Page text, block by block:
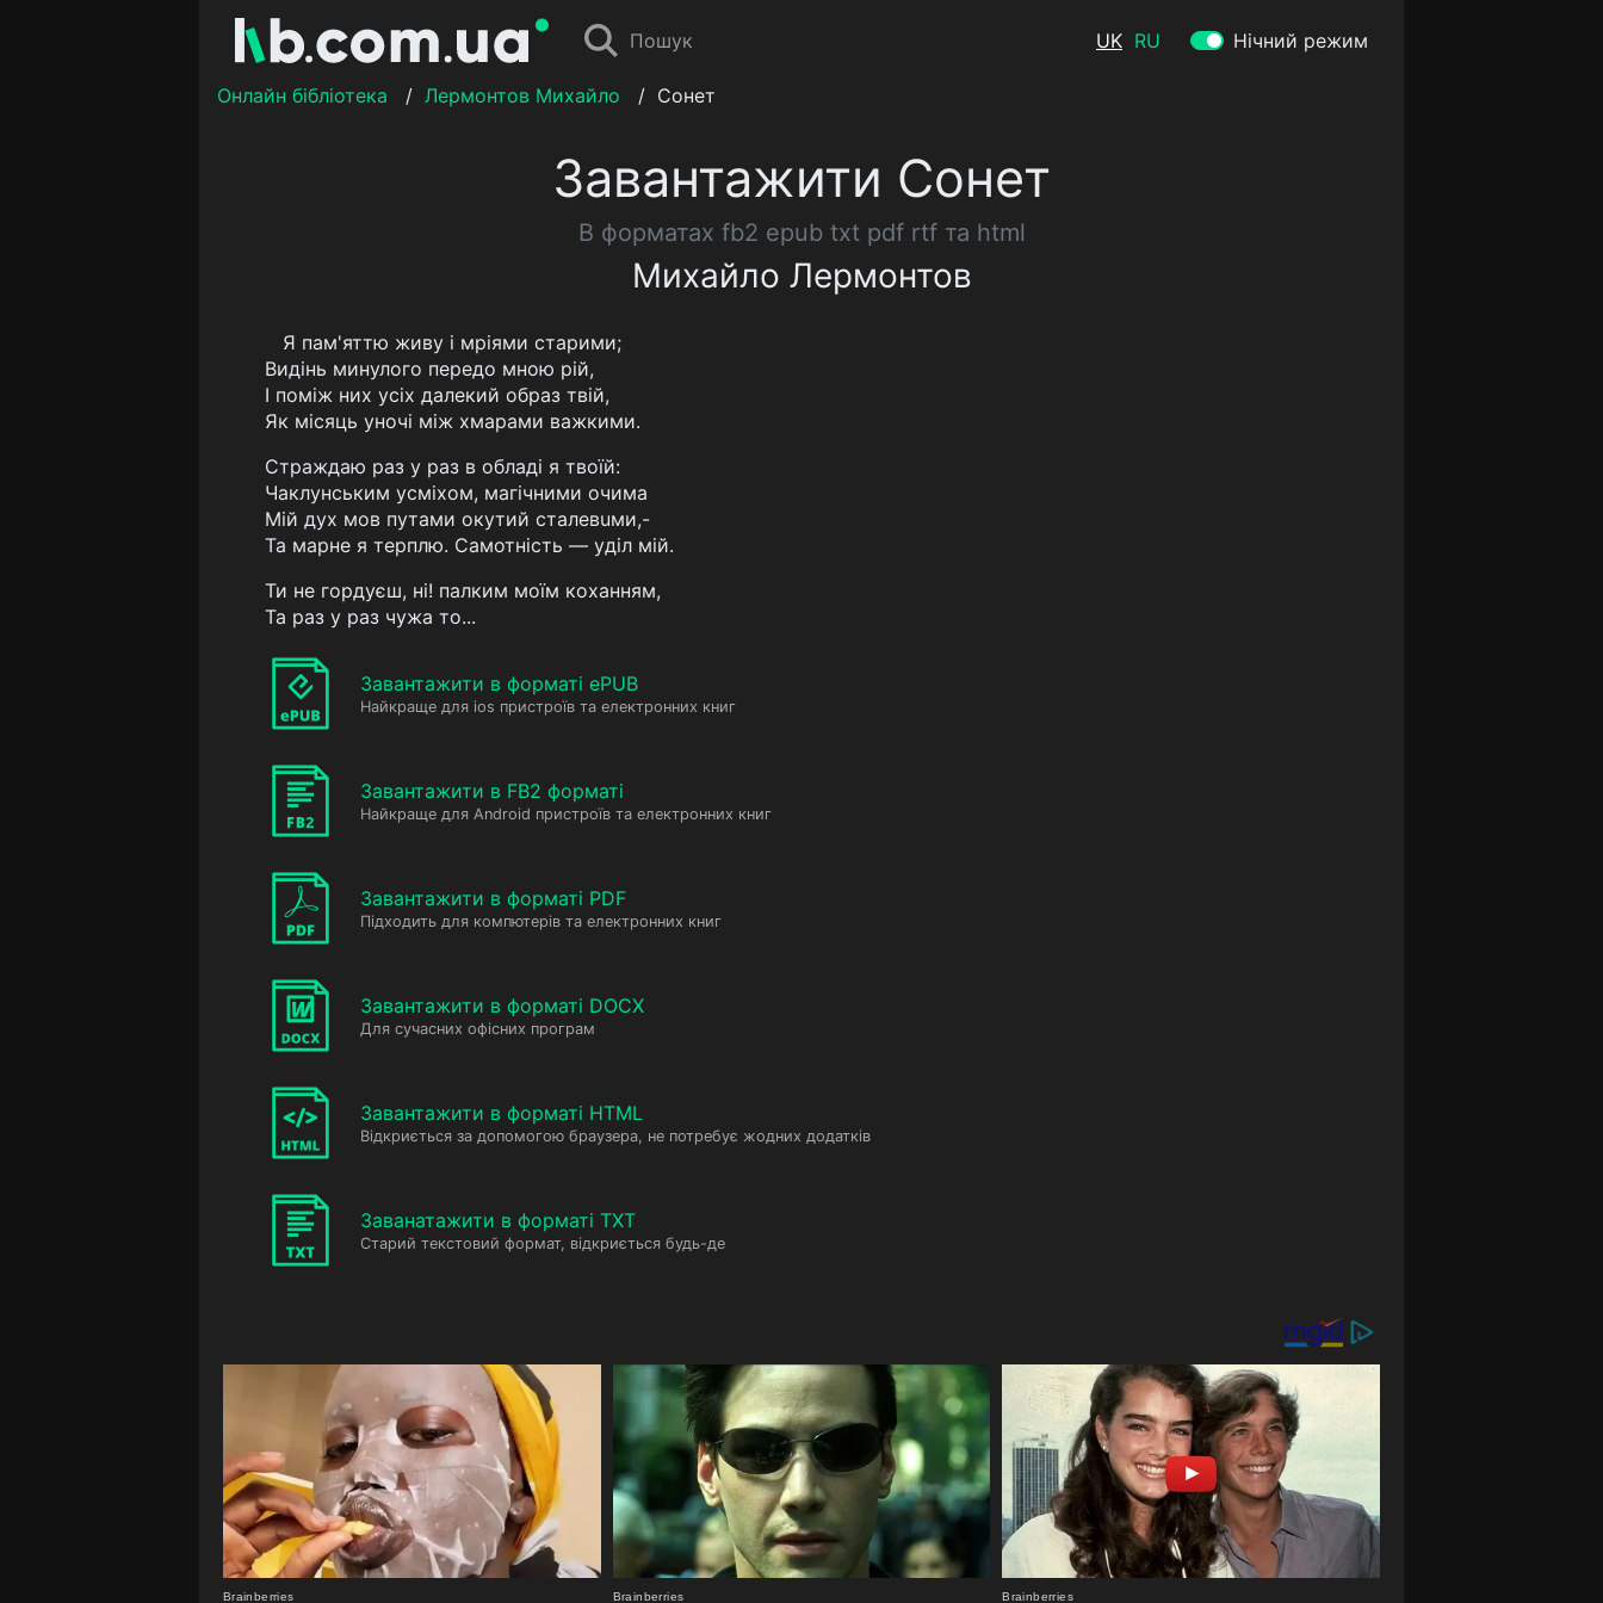
Пошук UK RU Нічний режим
Онлайн бібліотека / Лермонтов Михайло / Сонет
Завантажити Сонет
В форматах fb2 epub txt pdf rtf та html
Михайло Лермонтов
Я пам'яттю живу і мріями старими;
Видінь минулого передо мною рій,
I поміж них усіх далекий образ твій,
Як місяць уночі між хмарами важкими.
Страждаю раз у раз в обладі я твоїй:
Чаклунським усміхом, магічними очима
Мій дух мов путами окутий сталевuми,-
Та марне я терплю. Самотність — yділ мій.
Ти не гордуєш, ні! палким моїм коханням,
Та раз у раз чужа то...
Завантажити в форматі ePUB
Найкраще для ios пристроїв та електронних книг
Завантажити в FB2 форматі
Найкраще для Android пристроїв та електронних книг
Завантажити в форматі PDF
Підходить для компютерів та електронних книг
Завантажити в форматі DOCX
Для сучасних офісних програм
Завантажити в форматі HTML
Відкриється за допомогою браузера, не потребує жодних додатків
Заванатажити в форматі TXT
Старий текстовий формат, відкриється будь-де